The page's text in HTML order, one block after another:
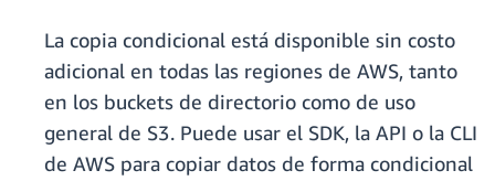
La copia condicional está disponible sin costo
adicional en todas las regiones de AWS, tanto
en los buckets de directorio como de uso
general de S3. Puede usar el SDK, la API o la CLI
de AWS para copiar datos de forma condicional